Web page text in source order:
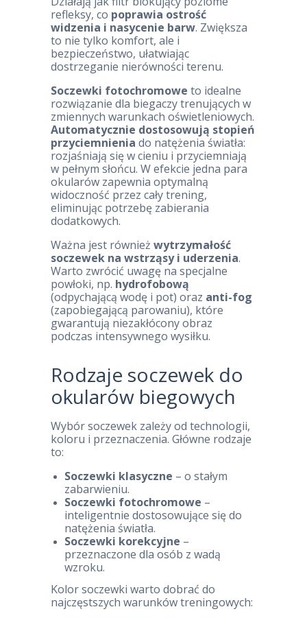
refleksy, co poprawia ostrość
widzenia i nasycenie barw. Zwiększa
to nie tylko komfort, ale i
bezpieczeństwo, ułatwiając
dostrzeganie nierówności terenu.
Soczewki fotochromowe to idealne
rozwiązanie dla biegaczy trenujących w
zmiennych warunkach oświetleniowych.
Automatycznie dostosowują stopień
przyciemnienia do natężenia światła:
rozjaśniają się w cieniu i przyciemniają
w pełnym słońcu. W efekcie jedna para
okularów zapewnia optymalną
widoczność przez cały trening,
eliminując potrzebę zabierania
dodatkowych.
Ważna jest również wytrzymałość
soczewek na wstrząsy i uderzenia.
Warto zwrócić uwagę na specjalne
powłoki, np. hydrofobową
(odpychającą wodę i pot) oraz anti-fog
(zapobiegającą parowaniu), które
gwarantują niezakłócony obraz
podczas intensywnego wysiłku.
Rodzaje soczewek do
okularów biegowych
Wybór soczewek zależy od technologii,
koloru i przeznaczenia. Główne rodzaje
to:
Soczewki klasyczne – o stałym
zabarwieniu.
Soczewki fotochromowe –
inteligentnie dostosowujące się do
natężenia światła.
Soczewki korekcyjne –
przeznaczone dla osób z wadą
wzroku.
Kolor soczewki warto dobrać do
najczęstszych warunków treningowych: